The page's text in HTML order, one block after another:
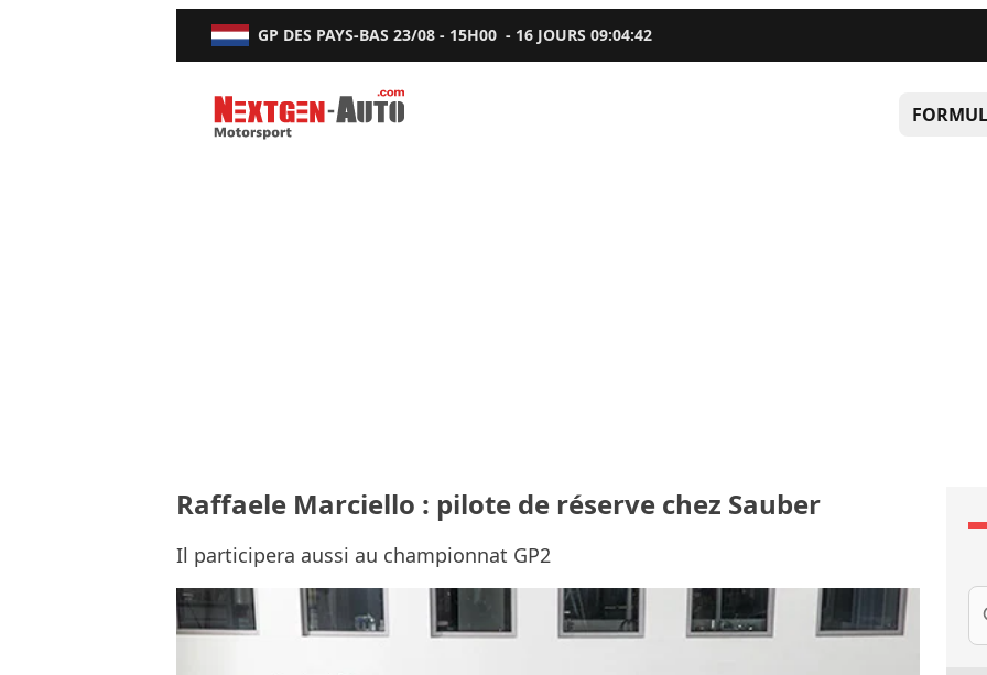
GP DES PAYS-BAS 23/08 - 15H00 - 16 JOURS09:04:40
Nextgen-Auto.com
Raffaele Marciello : pilote de réserve chez Sauber
Il participera aussi au championnat GP2